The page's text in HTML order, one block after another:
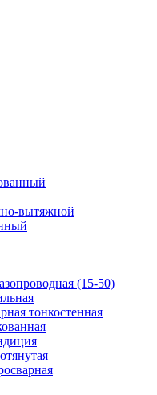
вытяжной
(15-50)
тонкостенная